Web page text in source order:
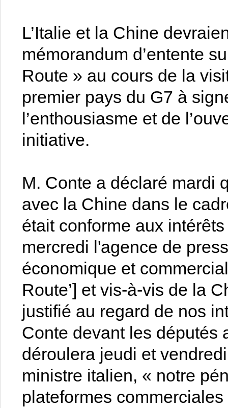
L’Italie et la Chine
mémorandum d’entente
Route » au cours de la
premier pays du G7 à
l’enthousiasme et de
initiative.
M. Conte a déclaré mardi
avec la Chine dans le
était conforme aux
mercredi l'agence de
économique et
Route’] et vis-à-vis de la
justifié au regard de nos
Conte devant les députés
déroulera jeudi et
ministre italien, « notre
plateformes